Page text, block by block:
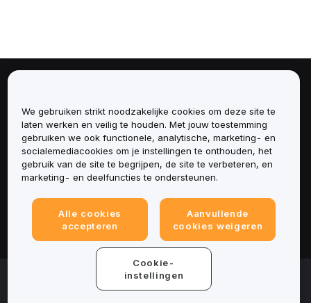
Diensten
Ondersteuning
Juridisch
© 2025-2026 Bybit.eu. All rights reserved.
We gebruiken strikt noodzakelijke cookies om deze site te
laten werken en veilig te houden. Met jouw toestemming
gebruiken we ook functionele, analytische, marketing- en
socialemediacookies om je instellingen te onthouden, het
gebruik van de site te begrijpen, de site te verbeteren, en
marketing- en deelfuncties te ondersteunen.
Alle cookies
accepteren
Aanvullende
cookies weigeren
Cookie-
instellingen